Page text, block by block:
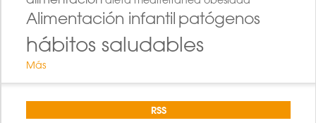
Alimentación infantil patógenos
hábitos saludables
Más
RSS